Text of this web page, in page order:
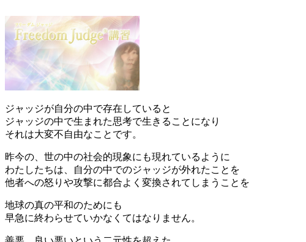
ジャッジが自分の中で存在していると
ジャッジの中で生まれた思考で生きることになり
それは大変不自由なことです。
昨今の、世の中の社会的現象にも現れているように
わたしたちは、自分の中でのジャッジが外れたことを
他者への怒りや攻撃に都合よく変換されてしまうことを
地球の真の平和のためにも
早急に終わらせていかなくてはなりません。